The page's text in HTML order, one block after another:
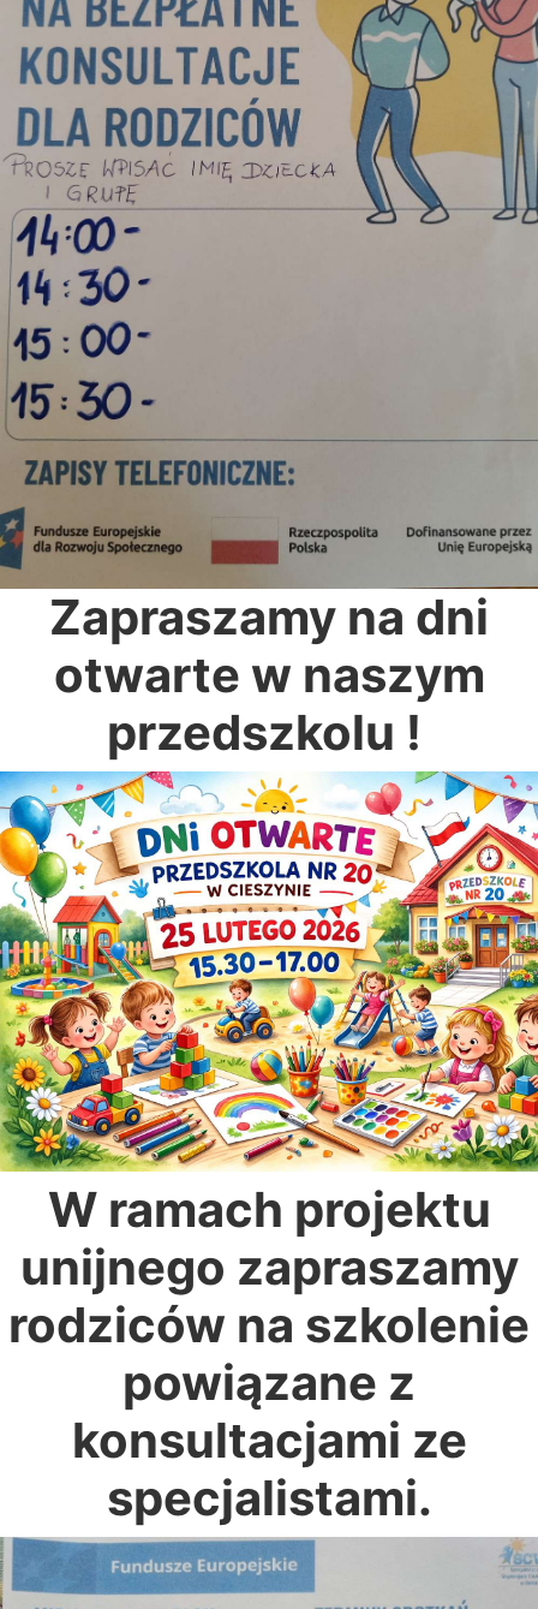
Zapraszamy na dni
otwarte w naszym
przedszkolu !
W ramach projektu
unijnego zapraszamy
rodziców na szkolenie
powiązane z
konsultacjami ze
specjalistami.